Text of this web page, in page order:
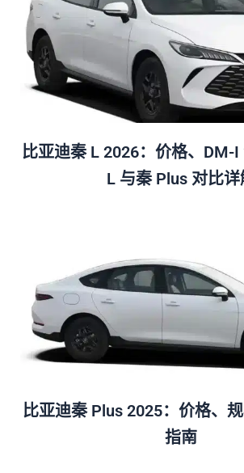
比亚迪秦 L 2026：价格、DM-
L 与秦 Plus 对比详
比亚迪秦 Plus 2025：价格、
指南